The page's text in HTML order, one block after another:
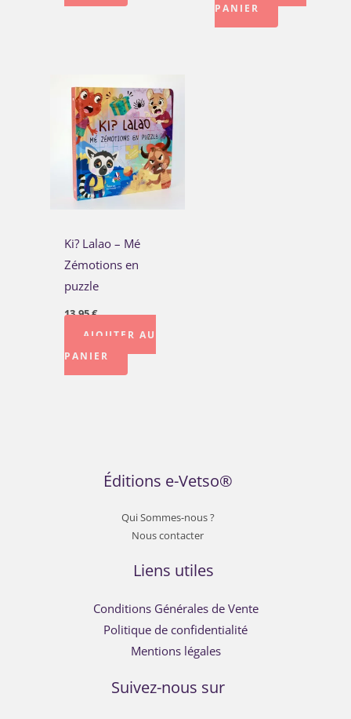
PANIER
Ki? Lalao – Mé
Zémotions en
puzzle
13,95€
AJOUTER AU
PANIER
Éditions e-Vetso®
Qui Sommes-nous ?
Nous contacter
Liens utiles
Conditions Générales de Vente
Politique de confidentialité
Mentions légales
Suivez-nous sur